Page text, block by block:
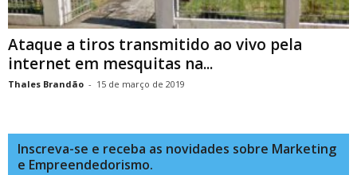
Ataque a tiros transmitido ao vivo pela
internet em mesquitas na...
Thales Brandão - 15 de março de 2019
Inscreva-se e receba as novidades sobre Marketing
e Empreendedorismo.